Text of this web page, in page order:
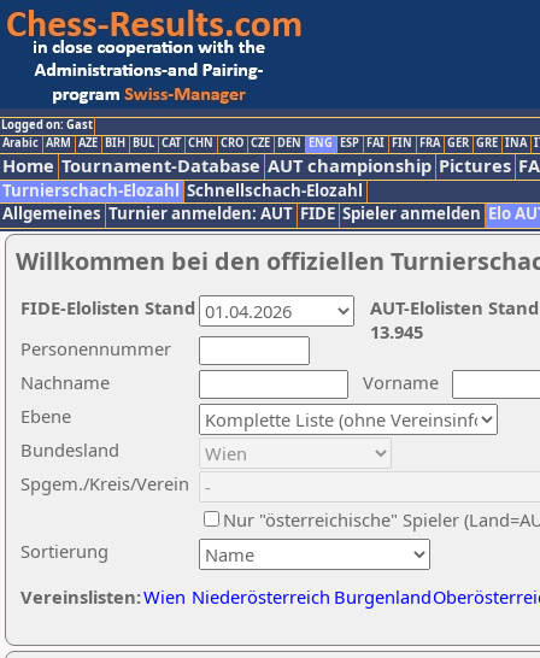
Logged on: Gast
Arabic ARM AZE BIH BUL CAT CHN CRO CZE DEN ENG ESP FAI FIN FRA GER GRE INA
Home Tournament-Database AUT championship Pictures
Turnierschach-Elozahl Schnellschach-Elozahl
Allgemeines Turnier anmelden: AUT FIDE Spieler anmelden Elo
Willkommen bei den offiziellen
Nachname
Vorname
Ebene
Sortierung
Personennummer
Bundesland
Spgem./Kreis/Verein
Nur "österreichische" Spieler
Vereinslisten:Wien Niederösterreich Burgenland
AUT-Elolisten
13.945
FIDE-Elolisten Stand